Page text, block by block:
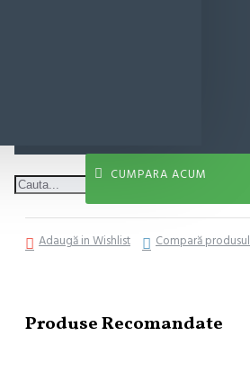
CUMPARA ACUM
Adaugă in Wishlist Compară produsul
Produse Recomandate